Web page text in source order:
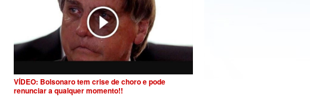
VÍDEO: Bolsonaro tem crise de choro e pode
renunciar a qualquer momento!!